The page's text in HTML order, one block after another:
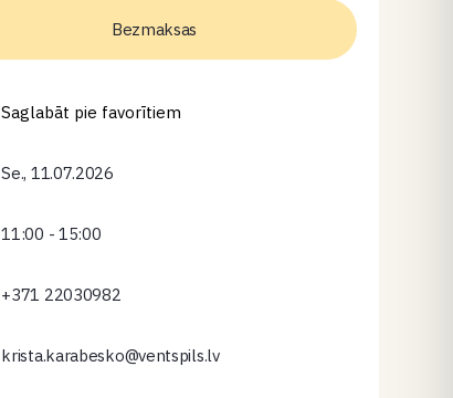
Bezmaksas
Saglabāt pie favorītiem
Se., 11.07.2026
11:00 - 15:00
+371 22030982
krista.karabesko@ventspils.lv